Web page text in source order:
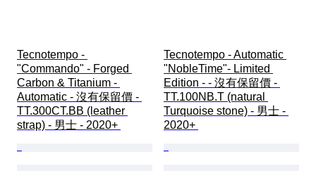
Tecnotempo -
"Commando" - Forged
Carbon & Titanium -
Automatic - 沒有保留價 -
TT.300CT.BB (leather
strap) - 男士 - 2020+
Tecnotempo - Automatic
"NobleTime"- Limited
Edition - - 沒有保留價 -
TT.100NB.T (natural
Turquoise stone) - 男士 -
2020+